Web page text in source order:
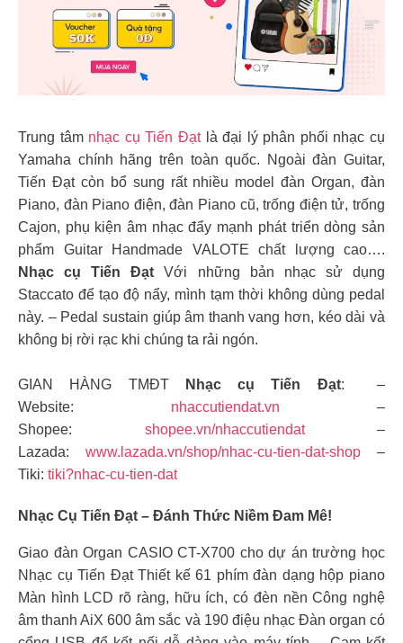
Trung tâm nhạc cụ Tiến Đạtlà đại lý phân phối nhạc cụ
Yamaha chính hãng trên toàn quốc. Ngoài đàn Guitar,
Tiến Đạt còn bổ sung rất nhiều model đàn Organ, đàn
Piano, đàn Piano điện, đàn Piano cũ, trống điện tử, trống
Cajon, phụ kiện âm nhạc đẩy mạnh phát triển dòng sản
phẩm Guitar Handmade VALOTE chất lượng cao….
Nhạc cụ Tiến Đạt Với những bản nhạc sử dụng
Staccato để tạo độ nẩy, mình tạm thời không dùng pedal
này. – Pedal sustain giúp âm thanh vang hơn, kéo dài và
không bị rời rạc khi chúng ta rải ngón.
GIAN HÀNG TMĐT Nhạc cụ Tiến Đạt: –
Website: nhaccutiendat.vn –
Shopee: shopee.vn/nhaccutiendat–
Lazada: www.lazada.vn/shop/nhac-cu-tien-dat-shop –
Tiki: tiki?nhac-cu-tien-dat
Nhạc Cụ Tiến Đạt – Đánh Thức Niềm Đam Mê!
Giao đàn Organ CASIO CT-X700 cho dự án trường học
Nhạc cụ Tiến Đạt Thiết kế 61 phím đàn dạng hộp piano
Màn hình LCD rõ ràng, hữu ích, có đèn nền Công nghệ
âm thanh AiX 600 âm sắc và 190 điệu nhạc Đàn organ có